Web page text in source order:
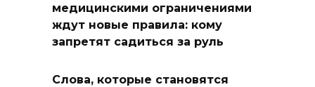
медицинскими ограничениями
ждут новые правила: кому
запретят садиться за руль
Слова, которые становятся